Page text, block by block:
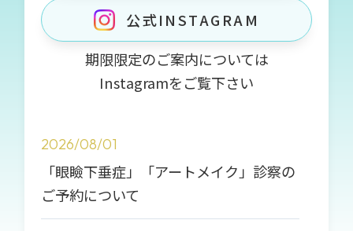
公式INSTAGRAM
期限限定のご案内については
Instagramをご覧下さい
2026/08/01
「眼瞼下垂症」「アートメイク」診察の
ご予約について